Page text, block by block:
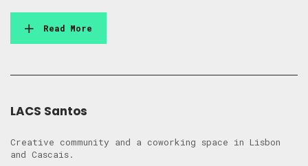
Read More
LACS Santos
Creative community and a coworking space in Lisbon
and Cascais.